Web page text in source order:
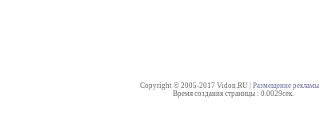
Copyright © 2005-2017 Vidon.RU | Размещение рекламы
Время создания страницы : 0.0029сек.